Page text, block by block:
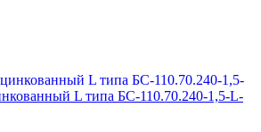
L типа БС-110.70.240-1,5-L-